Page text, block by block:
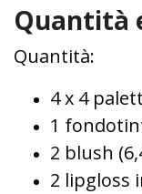
Quantità
Quantità:
4 x 4
1
2 blush
2 lipgloss